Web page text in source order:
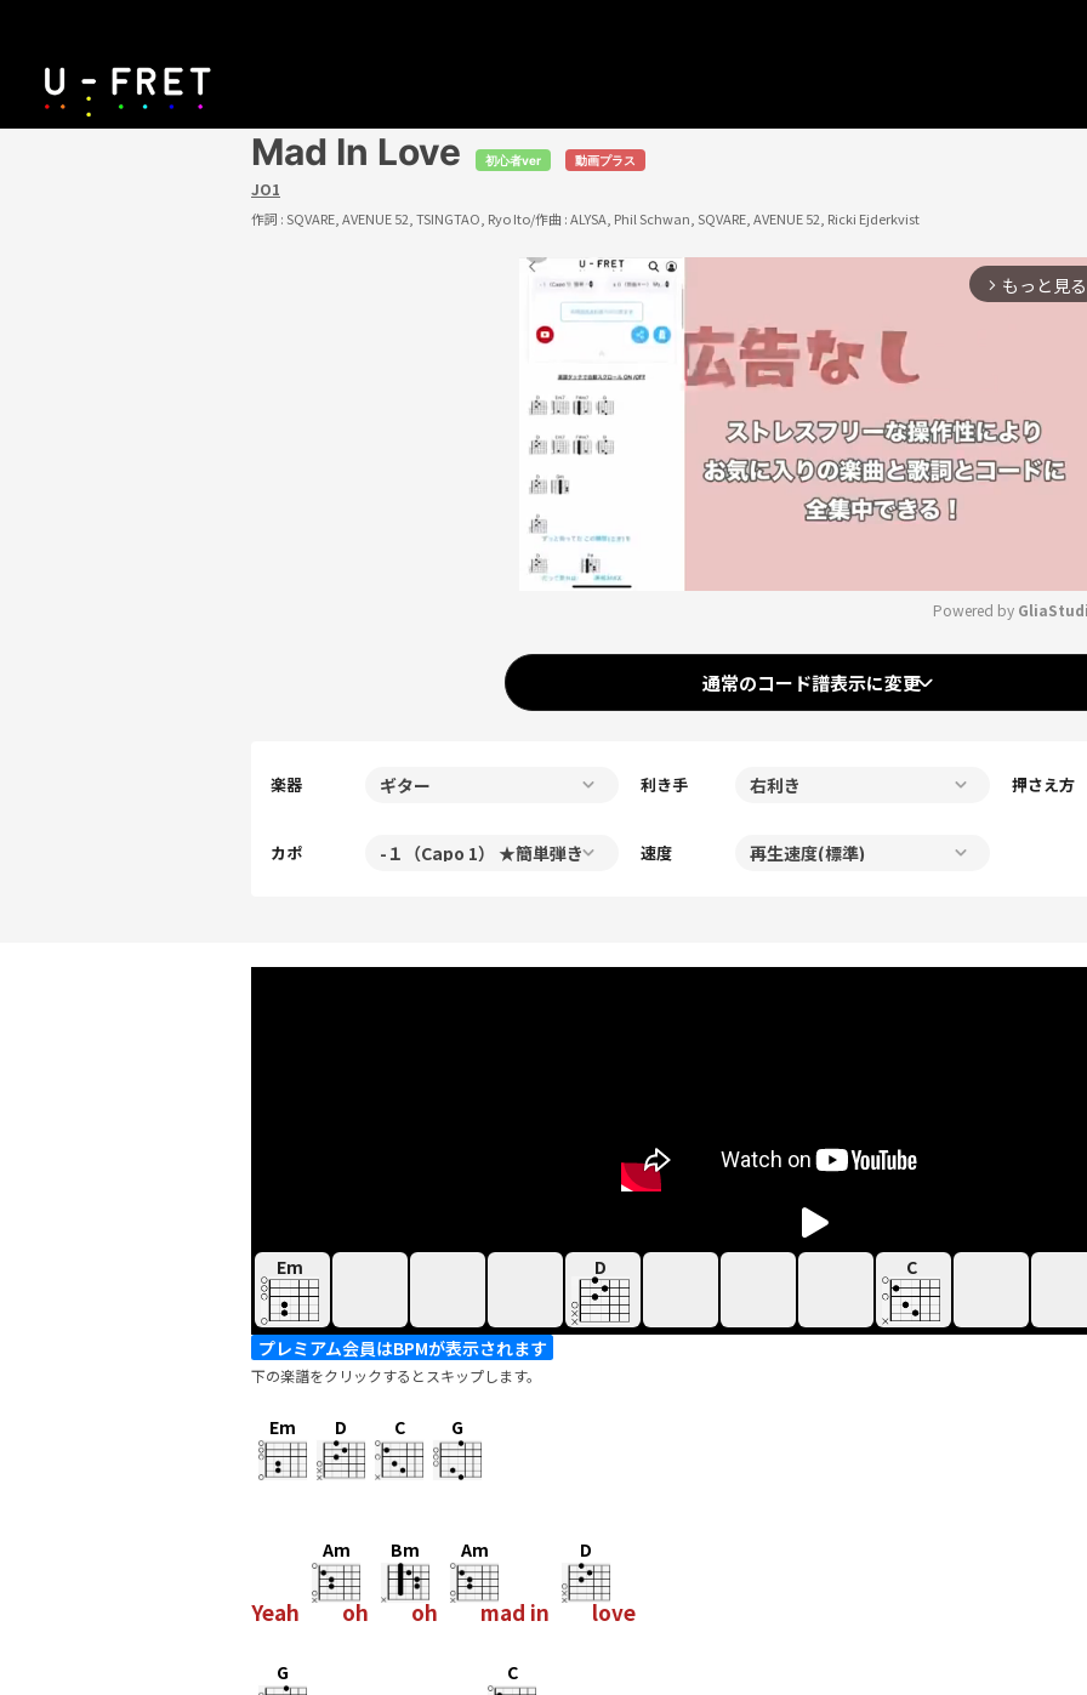
Mad In Love 初心者ver 動画プラス
JO1
作詞 :SQVARE, AVENUE 52, TSINGTAO, Ryo Ito/作曲 :ALYSA, Phil Schwan, SQVARE, AVENUE 52, Ricki Ejderkvist
arrow_forward_ios もっと見る
Powered by
通常のコード譜表示に変更
楽器 利き手 押さえ方
カポ 速度
Em D C
プレミアム会員はBPMが表示されます
下の楽譜をクリックするとスキップします。
Em D C G
Yeah
Am
oh
Bm
oh
Am
mad in
D
love
G C